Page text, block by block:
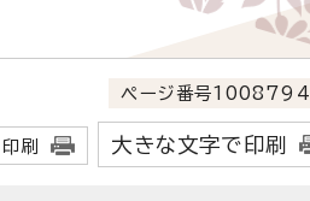
ページ番号1008794
印刷 大きな文字で印刷